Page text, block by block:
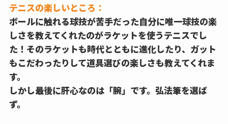
テニスの楽しいところ：
ボールに触れる球技が苦手だった自分に唯一球技の楽
しさを教えてくれたのがラケットを使うテニスでし
た！そのラケットも時代とともに進化したり、ガット
もこだわったりして道具選びの楽しさも教えてくれま
す。
しかし最後に肝心なのは「腕」です。弘法筆を選ば
ず。